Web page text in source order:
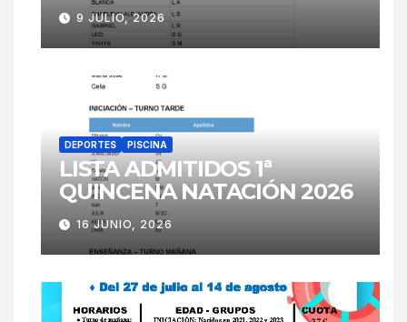
9 JULIO, 2026
DEPORTES PISCINA
LISTA ADMITIDOS 1ª
QUINCENA NATACIÓN 2026
16 JUNIO, 2026